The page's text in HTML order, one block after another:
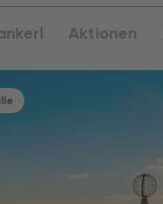
Aktionen